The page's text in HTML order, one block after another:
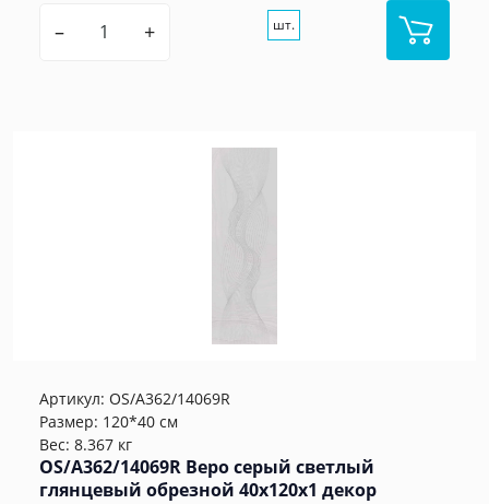
– + шт.
Артикул: OS/A362/14069R
Размер: 120*40 см
Вес: 8.367 кг
OS/A362/14069R Веро серый светлый
глянцевый обрезной 40x120x1 декор